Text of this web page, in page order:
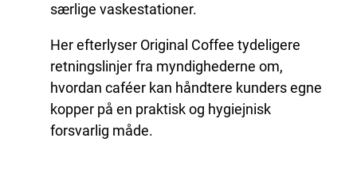
særlige vaskestationer.
Her efterlyser Original Coffee tydeligere
retningslinjer fra myndighederne om,
hvordan caféer kan håndtere kunders egne
kopper på en praktisk og hygiejnisk
forsvarlig måde.